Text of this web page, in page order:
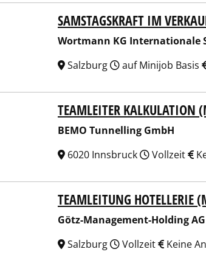
KG Internationale Schuhproduktionen
SAMSTAGSKRAFT IM
Wortmann KG Internationale
Salzburg
auf Minijob Basis
Tunnelling GmbHTEAMLEITER
BEMO Tunnelling GmbH
6020 Innsbruck
Vollzeit
Management-Holding AG
TEAMLEITUNG
Götz-Management-Holding AG
Salzburg
Vollzeit Keine